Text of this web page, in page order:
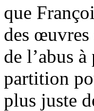
que
des
de l’abus
partition
plus juste